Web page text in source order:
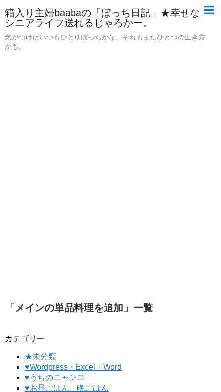
箱入り主婦baabaの「ぼっち日記」★幸せな
シニアライフ送れるじゃろかー。
気がつけばいつもひとりぼっちかな。それもまたひとつの生き方
かも。
「 メインの単品料理を追加 」 一覧
カテゴリー
★未分類
♥Wordpress・Excel・Word
♥うちのニャンコ
♥お昼ごはん、晩ごはん